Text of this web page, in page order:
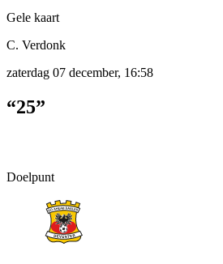
Gele kaart
C. Verdonk
zaterdag 07 december, 16:58
“25”
Doelpunt